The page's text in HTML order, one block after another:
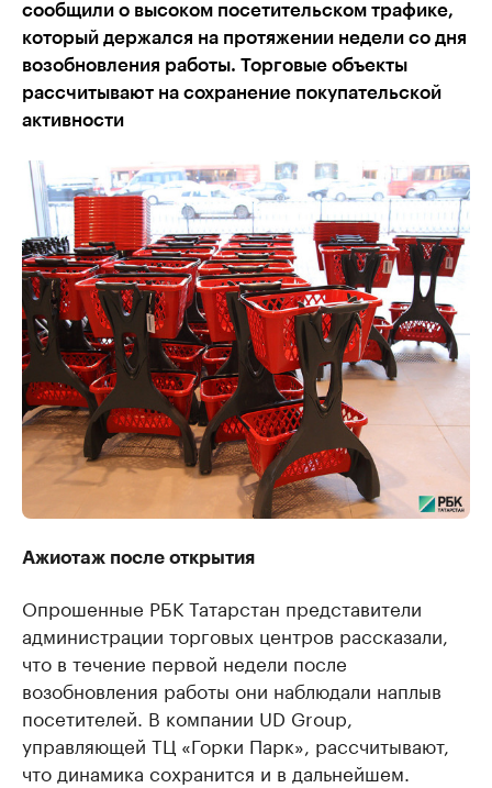
сообщили о высоком посетительском трафике,
который держался на протяжении недели со дня
возобновления работы. Торговые объекты
рассчитывают на сохранение покупательской
активности
Ажиотаж после открытия
Опрошенные РБК Татарстан представители
администрации торговых центров рассказали,
что в течение первой недели после
возобновления работы они наблюдали наплыв
посетителей. В компании UD Group,
управляющей ТЦ «Горки Парк», рассчитывают,
что динамика сохранится и в дальнейшем.